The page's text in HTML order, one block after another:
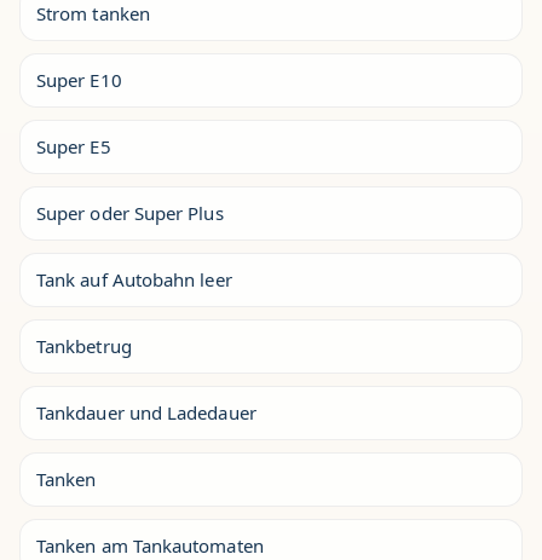
Strom tanken
Super E10
Super E5
Super oder Super Plus
Tank auf Autobahn leer
Tankbetrug
Tankdauer und Ladedauer
Tanken
Tanken am Tankautomaten